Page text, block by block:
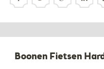
Boonen Fietsen